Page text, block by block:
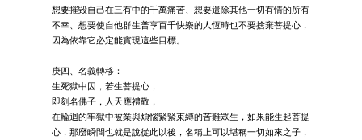
想要摧毀自己在三有中的千萬痛苦、想要遣除其他一切有情的所有
不幸、想要使自他群生普享百千快樂的人恆時也不要捨棄菩提心，
因為依靠它必定能實現這些目標。
庚四、名義轉移：
生死獄中囚，若生菩提心，
即刻名佛子，人天應禮敬，
在輪迴的牢獄中被業與煩惱緊緊束縛的苦難眾生，如果能生起菩提
心，那麼瞬間也就是說從此以後，名稱上可以堪稱一切如來之子，